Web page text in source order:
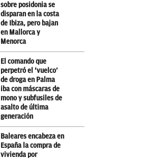
sobre posidonia se
disparan en la costa
de Ibiza, pero bajan
en Mallorca y
Menorca
El comando que
perpetró el ‘vuelco’
de droga en Palma
iba con máscaras de
mono y subfusiles de
asalto de última
generación
Baleares encabeza en
España la compra de
vivienda por